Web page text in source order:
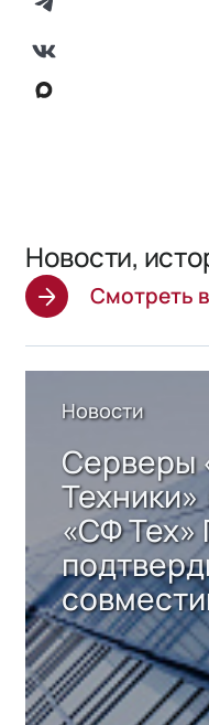
Новости,
Смотреть
Новости
Серверы
«СФ Тех»
Storage